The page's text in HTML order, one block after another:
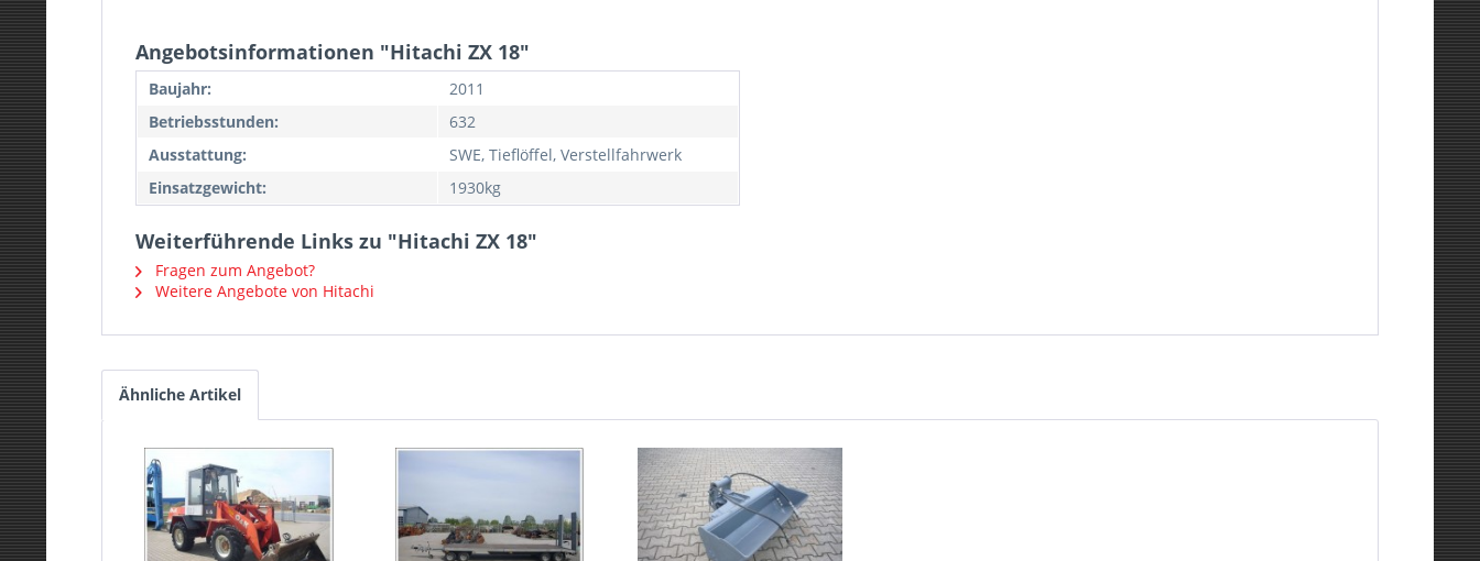
Angebotsinformationen "Hitachi ZX 18"
Baujahr:
2011
Betriebsstunden:
632
Ausstattung:
SWE, Tieflöffel, Verstellfahrwerk
Einsatzgewicht:
1930kg
Weiterführende Links zu "Hitachi ZX 18"
Fragen zum Angebot?
Weitere Angebote von Hitachi
Ähnliche Artikel